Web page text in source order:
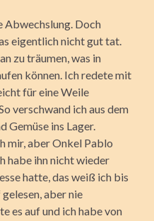
Abwechslung. Doch
eigentlich nicht gut tat.
zu träumen, was in
können. Ich redete mit
für eine Weile
verschwand ich aus dem
Gemüse ins Lager.
mir, aber Onkel Pablo
habe ihn nicht wieder
hatte, das weiß ich bis
aber nie
es auf und ich habe von